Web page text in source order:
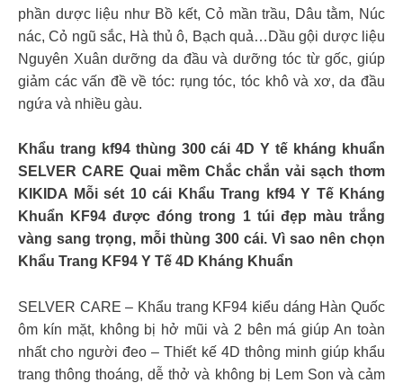
phần dược liệu như Bồ kết, Cỏ mần trầu, Dâu tằm, Núc
nác, Cỏ ngũ sắc, Hà thủ ô, Bạch quả…Dầu gội dược liệu
Nguyên Xuân dưỡng da đầu và dưỡng tóc từ gốc, giúp
giảm các vấn đề về tóc: rụng tóc, tóc khô và xơ, da đầu
ngứa và nhiều gàu.
Khẩu trang kf94 thùng 300 cái 4D Y tế kháng khuẩn
SELVER CARE Quai mềm Chắc chắn vải sạch thơm
KIKIDA Mỗi sét 10 cái Khẩu Trang kf94 Y Tế Kháng
Khuẩn KF94 được đóng trong 1 túi đẹp màu trắng
vàng sang trọng, mỗi thùng 300 cái. Vì sao nên chọn
Khẩu Trang KF94 Y Tế 4D Kháng Khuẩn
SELVER CARE – Khẩu trang KF94 kiểu dáng Hàn Quốc
ôm kín mặt, không bị hở mũi và 2 bên má giúp An toàn
nhất cho người đeo – Thiết kế 4D thông minh giúp khẩu
trang thông thoáng, dễ thở và không bị Lem Son và cảm